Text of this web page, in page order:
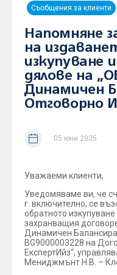
Съобщения за клиенти
Напомняне
на
изкупуване
дялове на
Динамичен
Отговорно
05 юни 2025
Уважаеми клиенти,
Уведомяваме ви, че
г. включително, се
обратното
захранващия
Динамичен
BG9000003228 на
ЕкспертИйз“,
Мениджмънт Н.В. –